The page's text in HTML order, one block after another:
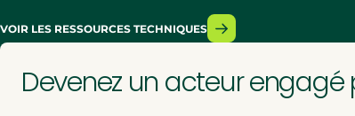
VOIR LES RESSOURCES TECHNIQUES
Devenez un acteur